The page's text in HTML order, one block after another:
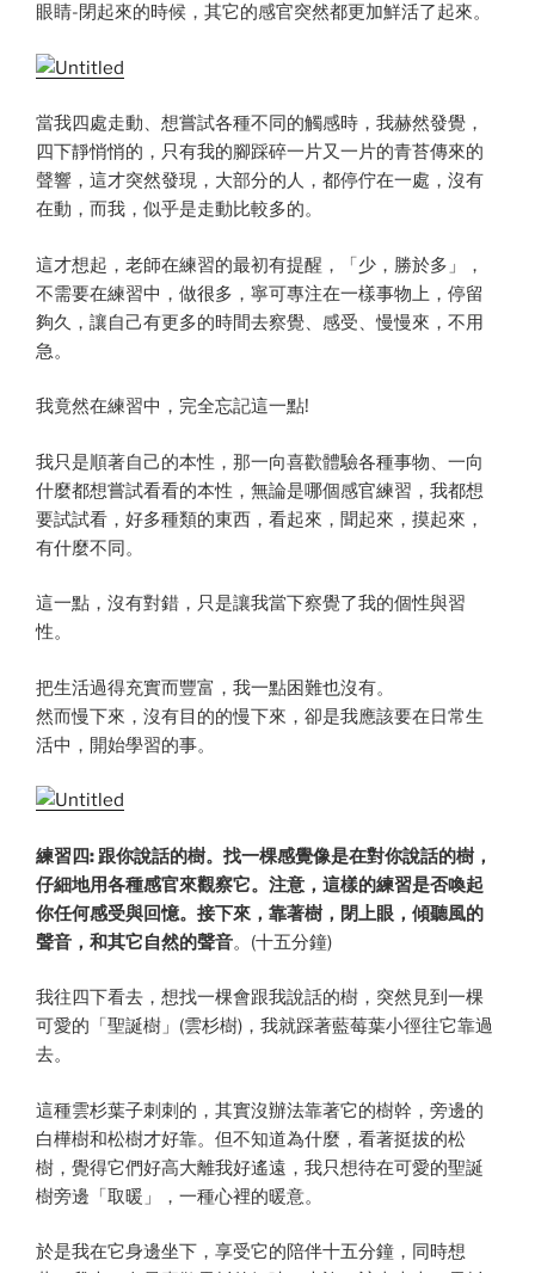
眼睛-閉起來的時候，其它的感官突然都更加鮮活了起來。
當我四處走動、想嘗試各種不同的觸感時，我赫然發覺，
四下靜悄悄的，只有我的腳踩碎一片又一片的青苔傳來的
聲響，這才突然發現，大部分的人，都停佇在一處，沒有
在動，而我，似乎是走動比較多的。
這才想起，老師在練習的最初有提醒，「少，勝於多」，
不需要在練習中，做很多，寧可專注在一樣事物上，停留
夠久，讓自己有更多的時間去察覺、感受、慢慢來，不用
急。
我竟然在練習中，完全忘記這一點!
我只是順著自己的本性，那一向喜歡體驗各種事物、一向
什麼都想嘗試看看的本性，無論是哪個感官練習，我都想
要試試看，好多種類的東西，看起來，聞起來，摸起來，
有什麼不同。
這一點，沒有對錯，只是讓我當下察覺了我的個性與習
性。
把生活過得充實而豐富，我一點困難也沒有。
然而慢下來，沒有目的的慢下來，卻是我應該要在日常生
活中，開始學習的事。
練習四: 跟你說話的樹。找一棵感覺像是在對你說話的樹，
仔細地用各種感官來觀察它。注意，這樣的練習是否喚起
你任何感受與回憶。接下來，靠著樹，閉上眼，傾聽風的
聲音，和其它自然的聲音。(十五分鐘)
我往四下看去，想找一棵會跟我說話的樹，突然見到一棵
可愛的「聖誕樹」(雲杉樹)，我就踩著藍莓葉小徑往它靠過
去。
這種雲杉葉子刺刺的，其實沒辦法靠著它的樹幹，旁邊的
白樺樹和松樹才好靠。但不知道為什麼，看著挺拔的松
樹，覺得它們好高大離我好遙遠，我只想待在可愛的聖誕
樹旁邊「取暖」，一種心裡的暖意。
於是我在它身邊坐下，享受它的陪伴十五分鐘，同時想